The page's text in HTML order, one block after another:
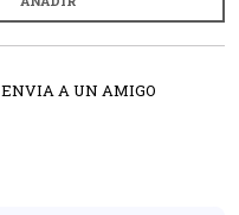
ENVIA A UN AMIGO